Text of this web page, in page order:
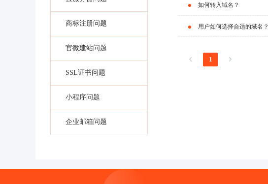
商标注册问题
官微建站问题
SSL证书问题
小程序问题
企业邮箱问题
如何转入域名？
用户如何选择合适的域名？
1